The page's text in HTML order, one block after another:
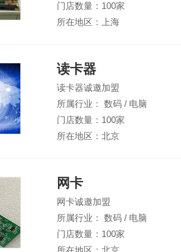
门店数量：100家
所在地区：上海
读卡器
读卡器诚邀加盟
所属行业： 数码 / 电脑
门店数量：100家
所在地区：北京
网卡
网卡诚邀加盟
所属行业： 数码 / 电脑
门店数量：100家
所在地区：北京